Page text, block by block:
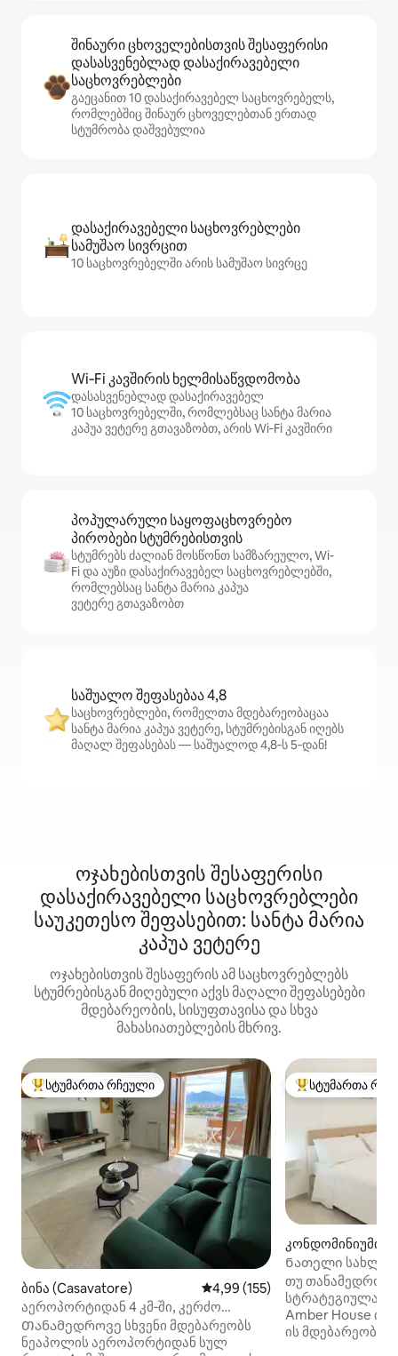
შინაური ცხოველებისთვის შესაფერისი
დასასვენებლად დასაქირავებელი
საცხოვრებლები
გაეცანით 10 დასაქირავებელ საცხოვრებელს,
რომლებშიც შინაურ ცხოველებთან ერთად
სტუმრობა დაშვებულია
დასაქირავებელი საცხოვრებლები
სამუშაო სივრცით
10 საცხოვრებელში არის სამუშაო სივრცე
Wi‑Fi კავშირის ხელმისაწვდომობა
დასასვენებლად დასაქირავებელ
10 საცხოვრებელში, რომლებსაც სანტა მარია
კაპუა ვეტერე გთავაზობთ, არის Wi‑Fi კავშირი
პოპულარული საყოფაცხოვრებო
პირობები სტუმრებისთვის
სტუმრებს ძალიან მოსწონთ სამზარეულო, Wi-
Fi და აუზი დასაქირავებელ საცხოვრებლებში,
რომლებსაც სანტა მარია კაპუა
ვეტერე გთავაზობთ
საშუალო შეფასებაა 4,8
საცხოვრებლები, რომელთა მდებარეობაცაა
სანტა მარია კაპუა ვეტერე, სტუმრებისგან იღებს
მაღალ შეფასებას — საშუალოდ 4,8‑ს 5‑დან!
ოჯახებისთვის შესაფერისი
დასაქირავებელი საცხოვრებლები
საუკეთესო შეფასებით: სანტა მარია
კაპუა ვეტერე
ოჯახებისთვის შესაფერის ამ საცხოვრებლებს
სტუმრებისგან მიღებული აქვს მაღალი შეფასებები
მდებარეობის, სისუფთავისა და სხვა
მახასიათებლების მხრივ.
სტუმართა რჩეული მოწინავე ვარიანტი
სტუმართა რჩეული
ბინა (Casavatore) საშუალო შეფასებაა 5‑დან
4,99 (155)
აეროპორტიდან 4 კმ‑ში, კერძო
პარკინგი • ელოვენი
Თანამედროვე სხვენი მდებარეობს
ნეაპოლის აეროპორტიდან სულ
სტუმართა
სტუმართა
კონდომინიუმი
Ნათელი სახლი
სასახლესთან
თუ
სტრატეგიულად
Amber House
ის მდებარეობს